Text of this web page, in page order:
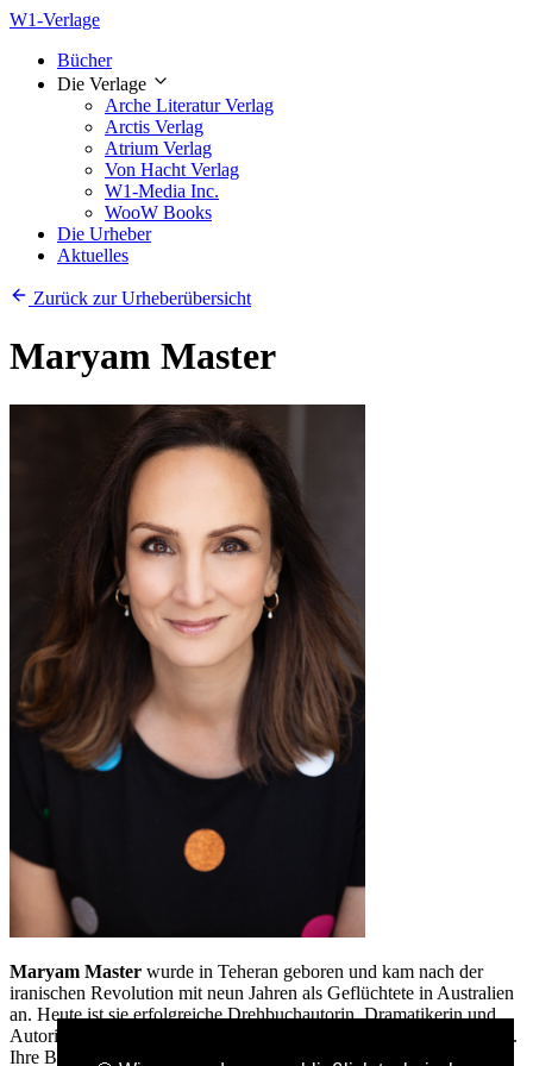
W1-Verlage
Bücher
Die Verlage
Arche Literatur Verlag
Arctis Verlag
Atrium Verlag
Von Hacht Verlag
W1-Media Inc.
WooW Books
Die Urheber
Aktuelles
Zurück zur Urheberübersicht
Maryam Master
Maryam Master wurde in Teheran geboren und kam nach der
iranischen Revolution mit neun Jahren als Geflüchtete in Australien
an. Heute ist sie erfolgreiche Drehbuchautorin, Dramatikerin und
Autorin, die es liebt, Geschichten für junge Menschen zu schreiben.
Ihre Bühnenadaptionen (u. a. von David Walliams´ Büchern)